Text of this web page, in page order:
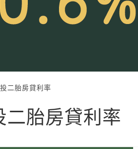
二胎房貸利率
二胎房貸利率